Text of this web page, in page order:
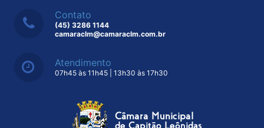
Contato
(45) 3286 1144
camaraclm@camaraclm.com.br
Atendimento
07h45 às 11h45 | 13h30 às 17h30